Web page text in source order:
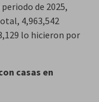
de 2025,
4,963,542
lo hicieron por
casas en